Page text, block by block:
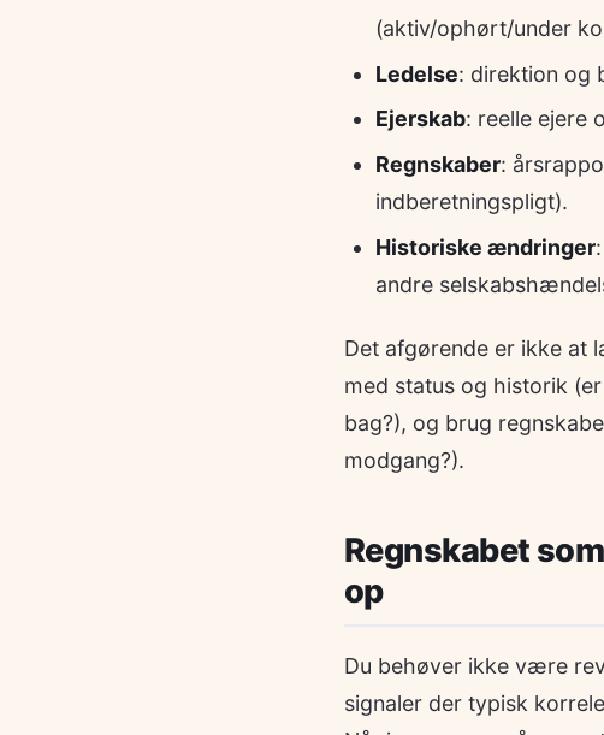
(aktiv/ophørt/under
Ledelse: direktion og
Ejerskab: reelle ejere
Regnskaber:
indberetningspligt).
Historiske ændringer
andre
Det afgørende er ikke at
med status og historik
bag?), og brug
modgang?).
Regnskabet
op
Du behøver ikke være
signaler der typisk